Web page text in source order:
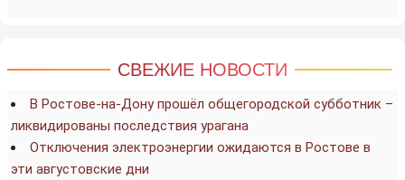
СВЕЖИЕ НОВОСТИ
В Ростове-на-Дону прошёл общегородской субботник –
ликвидированы последствия урагана
Отключения электроэнергии ожидаются в Ростове в
эти августовские дни